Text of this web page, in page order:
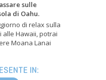
sulle
di Oahu.
di relax sulla
alle Hawaii, potrai
Moana Lanai
IN: